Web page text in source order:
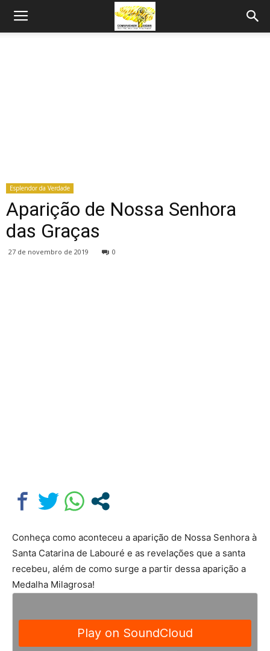
Esplendor da Verdade
Aparição de Nossa Senhora
das Graças
27 de novembro de 2019 0
Conheça como aconteceu a aparição de Nossa Senhora à
Santa Catarina de Labouré e as revelações que a santa
recebeu, além de como surge a partir dessa aparição a
Medalha Milagrosa!